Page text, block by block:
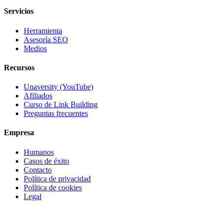
Servicios
Herramienta
Asesoría SEO
Medios
Recursos
Unaversity (YouTube)
Afiliados
Curso de Link Building
Preguntas frecuentes
Empresa
Humanos
Casos de éxito
Contacto
Política de privacidad
Política de cookies
Legal